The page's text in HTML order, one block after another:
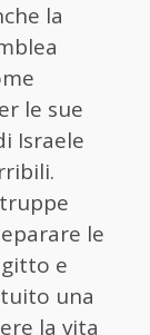
la
le sue
Israele
le
e
una
la vita